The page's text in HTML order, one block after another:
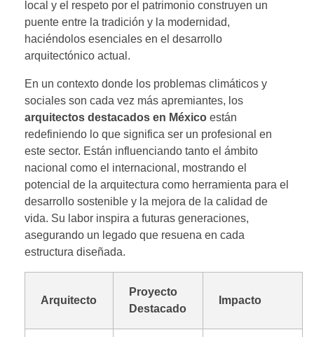
local y el respeto por el patrimonio construyen un
puente entre la tradición y la modernidad,
haciéndolos esenciales en el desarrollo
arquitectónico actual.
En un contexto donde los problemas climáticos y
sociales son cada vez más apremiantes, los
arquitectos destacados en México están
redefiniendo lo que significa ser un profesional en
este sector. Están influenciando tanto el ámbito
nacional como el internacional, mostrando el
potencial de la arquitectura como herramienta para el
desarrollo sostenible y la mejora de la calidad de
vida. Su labor inspira a futuras generaciones,
asegurando un legado que resuena en cada
estructura diseñada.
Arquitecto
Proyecto
Destacado
Impacto